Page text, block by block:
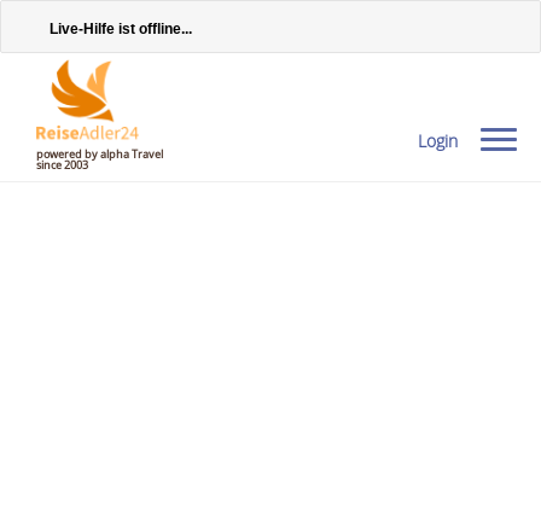
Live-Hilfe ist offline...
powered by alpha Travel
since 2003
Login